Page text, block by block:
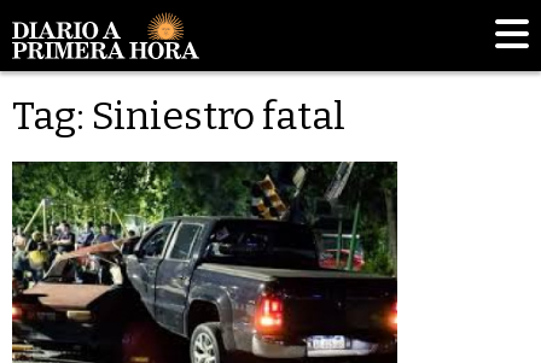
Tag: Siniestro fatal